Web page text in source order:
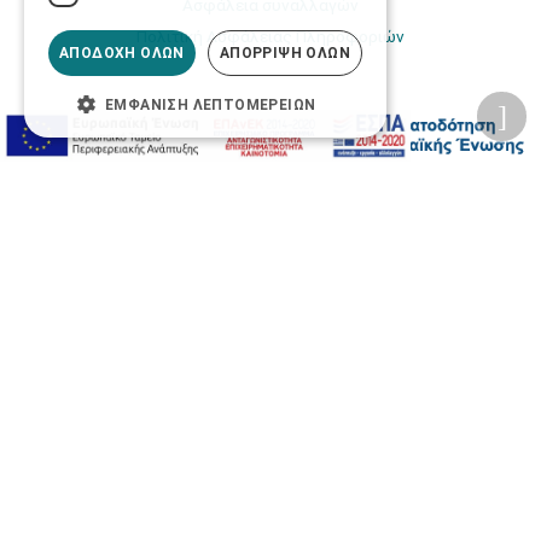
Πολιτική Ασφάλειας Πληροφοριών
ΑΠΟΔΟΧΉ ΌΛΩΝ ΑΠΌΡΡΙΨΗ ΌΛΩΝ
ΕΜΦΆΝΙΣΗ ΛΕΠΤΟΜΕΡΕΙΏΝ